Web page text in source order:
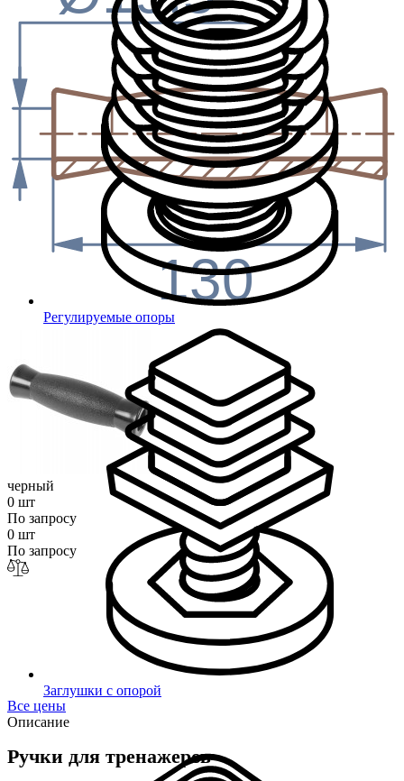
Регулируемые опоры
Заглушки с опорой
130
черный
0 шт
По запросу
0 шт
По запросу
Все цены
Описание
Ручки для тренажеров